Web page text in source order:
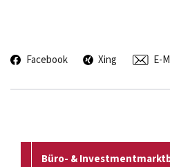
Facebook Xing E-
Büro- &